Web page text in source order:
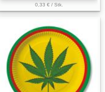
0,33 € / Stk.